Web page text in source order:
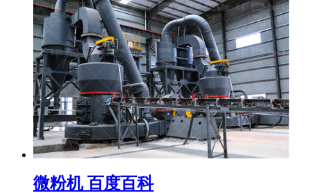
微粉机 百度百科